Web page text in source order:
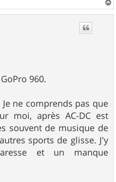
a
960.
ne comprends pas que
moi, après AC-DC est
souvent de musique de
sports de glisse. J'y
et un manque